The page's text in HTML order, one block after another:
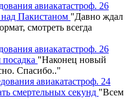
авиакатастроф. 26
над Пакистаном "Давно ждал
смотреть всегда
авиакатастроф. 26
"Наконец новый
Спасибо.."
авиакатастроф. 24
смертельных секунд "Всем